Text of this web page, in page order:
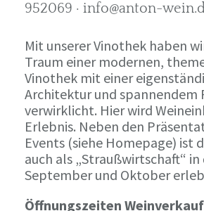
952069 · info@anton-
Mit unserer Vinothek haben
Traum einer modernen,
Vinothek mit einer
Architektur und spannendem
verwirklicht. Hier wird
Erlebnis. Neben den
Events (siehe Homepage) ist
auch als „Straußwirtschaft“
September und Oktober
Öffnungszeiten